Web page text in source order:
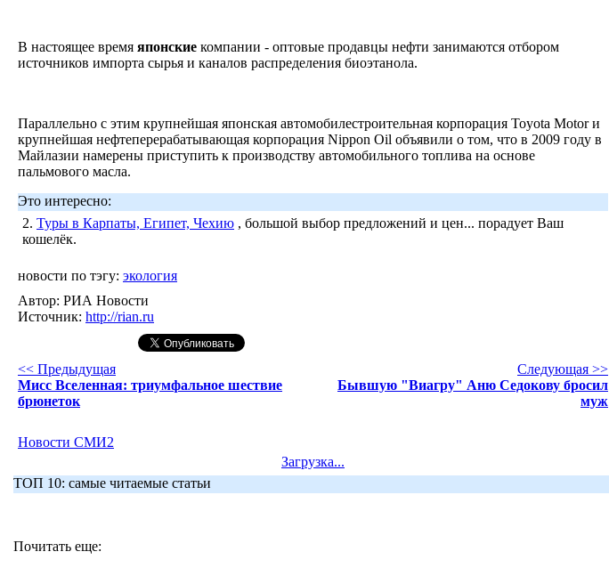
В настоящее время японские компании - оптовые продавцы нефти занимаются отбором
источников импорта сырья и каналов распределения биоэтанола.
Параллельно с этим крупнейшая японская автомобилестроительная корпорация Toyota Motor и
крупнейшая нефтеперерабатывающая корпорация Nippon Oil объявили о том, что в 2009 году в
Майлазии намерены приступить к производству автомобильного топлива на основе
пальмового масла.
Это интересно:
2. Туры в Карпаты, Египет, Чехию , большой выбор предложений и цен... порадует Ваш
кошелёк.
новости по тэгу: экология
Автор: РИА Новости
Источник: http://rian.ru
<< Предыдущая
Мисс Вселенная: триумфальное шествие
брюнеток
Следующая >>
Бывшую "Виагру" Аню Седокову бросил
муж
Новости СМИ2
Загрузка...
ТОП 10: самые читаемые статьи
Почитать еще: